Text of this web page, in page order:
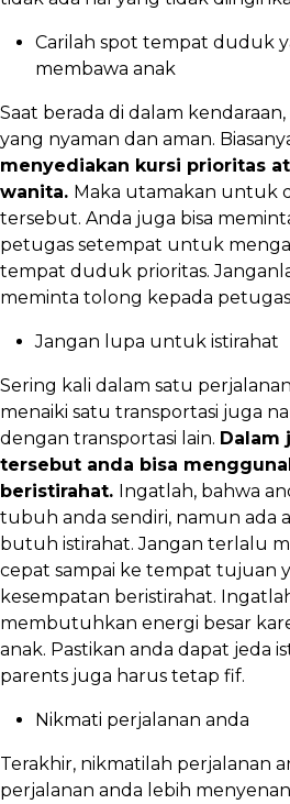
Carilah spot tempat duduk
membawa anak
Saat berada di dalam
yang nyaman dan aman.
menyediakan kursi prioritas
wanita. Maka utamakan untuk
tersebut. Anda juga bisa
petugas setempat untuk
tempat duduk prioritas.
meminta tolong kepada petugas
Jangan lupa untuk istirahat
Sering kali dalam satu
menaiki satu transportasi juga
dengan transportasi lain. Dalam
tersebut anda bisa
beristirahat. Ingatlah, bahwa
tubuh anda sendiri, namun ada
butuh istirahat. Jangan terlalu
cepat sampai ke tempat tujuan
kesempatan beristirahat.
membutuhkan energi besar
anak. Pastikan anda dapat jeda
parents juga harus tetap fif.
Nikmati perjalanan anda
Terakhir, nikmatilah perjalanan
perjalanan anda lebih